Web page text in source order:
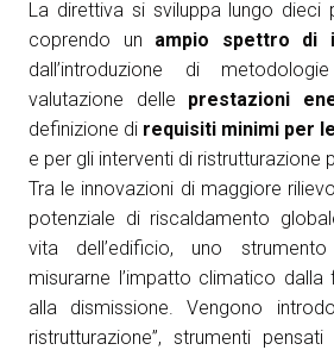
La direttiva si sviluppa lungo dieci
coprendo un ampio spettro di
dall’introduzione di
valutazione delle prestazioni
definizione di requisiti minimi per
e per gli interventi di ristrutturazione
Tra le innovazioni di maggiore
potenziale di riscaldamento
vita dell’edificio, uno
misurarne l’impatto climatico
alla dismissione. Vengono
ristrutturazione”, strumenti